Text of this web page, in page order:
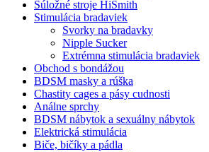
Súložné stroje HiSmith
Stimulácia bradaviek
Svorky na bradavky
Nipple Sucker
Extrémna stimulácia bradaviek
Obchod s bondážou
BDSM masky a rúška
Chastity cages a pásy cudnosti
Análne sprchy
BDSM nábytok a sexuálny nábytok
Elektrická stimulácia
Biče, bičíky a pádla